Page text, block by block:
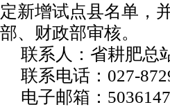
定新增试点县名单，
部、财政部审核。
联系人：省耕肥总
联系电话：027-
电子邮箱：